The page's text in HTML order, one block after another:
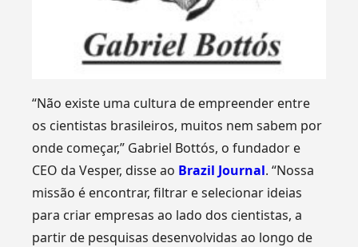
“Não existe uma cultura de empreender entre
os cientistas brasileiros, muitos nem sabem por
onde começar,” Gabriel Bottós, o fundador e
CEO da Vesper, disse ao Brazil Journal. “Nossa
missão é encontrar, filtrar e selecionar ideias
para criar empresas ao lado dos cientistas, a
partir de pesquisas desenvolvidas ao longo de